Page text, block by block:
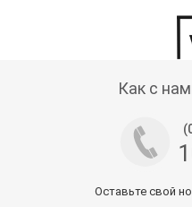
Как с
Оставьте свой